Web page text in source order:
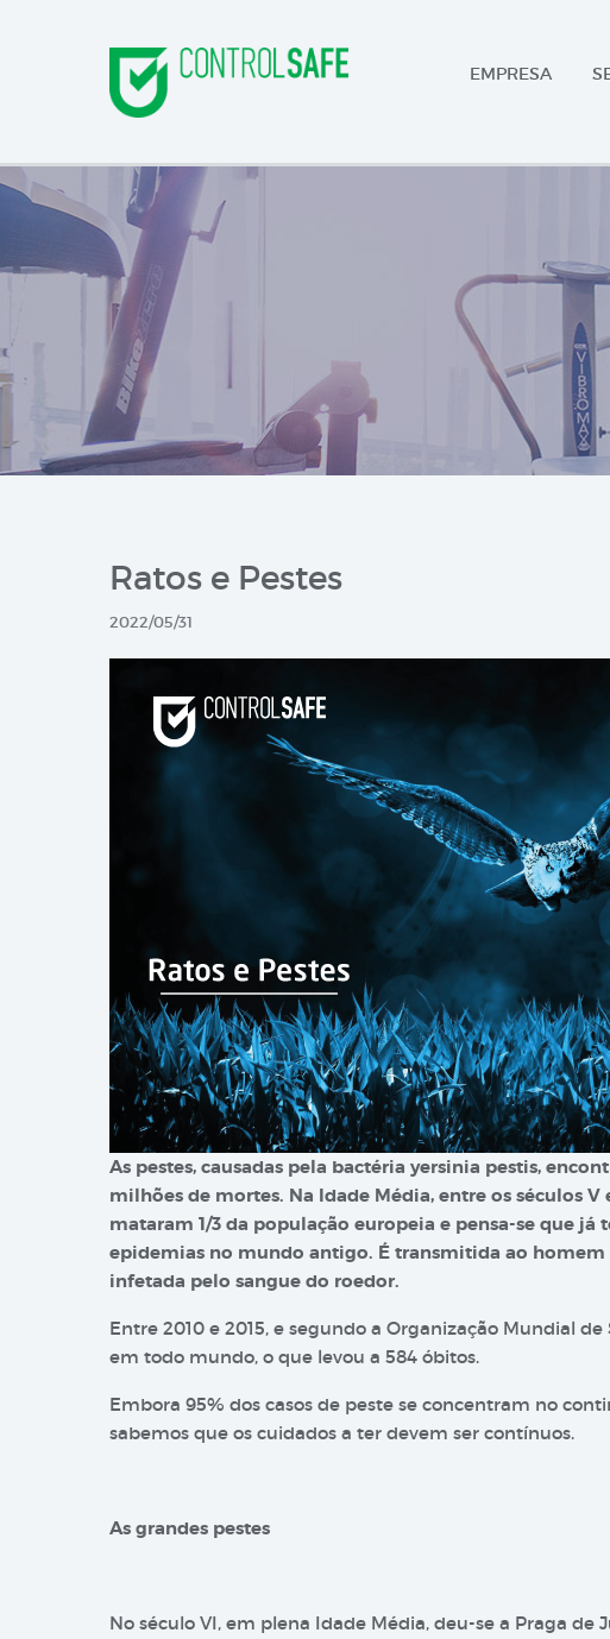
EMPRESA
Ratos e Pestes
2022/05/31
As pestes, causadas pela bactéria yersinia pestis,
milhões de mortes. Na Idade Média, entre os séculos V
mataram 1/3 da população europeia e pensa-se que já
epidemias no mundo antigo. É transmitida ao
infetada pelo sangue do roedor.
Entre 2010 e 2015, e segundo a Organização Mundial
em todo mundo, o que levou a 584 óbitos.
Embora 95% dos casos de peste se concentram no
sabemos que os cuidados a ter devem ser contínuos.
As grandes pestes
No século VI, em plena Idade Média, deu-se a Praga